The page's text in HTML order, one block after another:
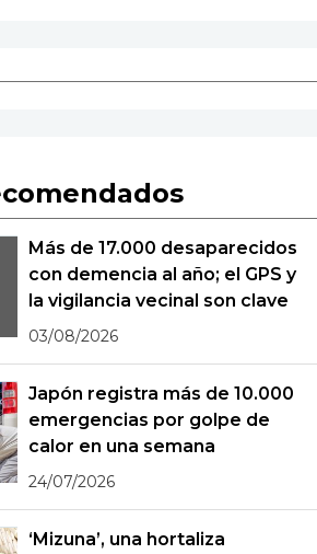
Más de 17.000 desaparecidos
con demencia al año; el GPS y
la vigilancia vecinal son clave
03/08/2026
Japón registra más de 10.000
emergencias por golpe de
calor en una semana
24/07/2026
‘Mizuna’, una hortaliza